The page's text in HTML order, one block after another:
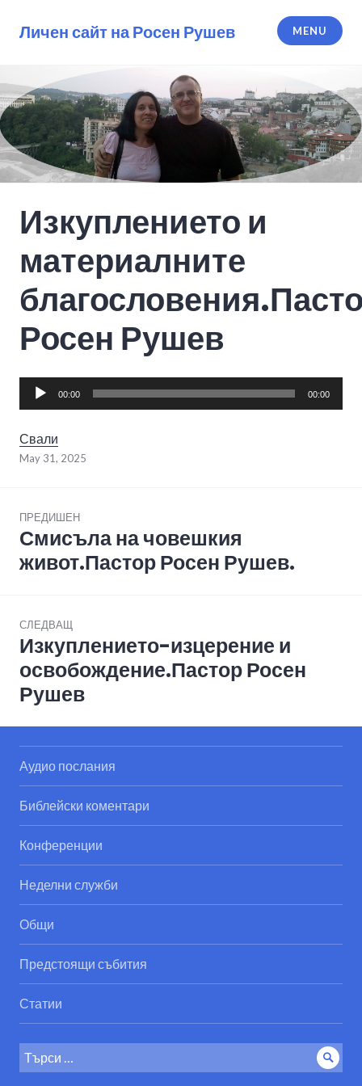
Личен сайт на Росен Рушев MENU
Изкуплението и
материалните
Росен Рушев
Audio
00:00 00:00
Свали
May 31, 2025
navigation
ПРЕДИШЕН
Previous
post:
Смисъла на човешкия
живот.Пастор Росен Рушев.
СЛЕДВАЩ
Next
post:
Изкуплението-изцерение и
освобождение.Пастор Росен
Рушев
Аудио послания
Библейски коментари
Конференции
Неделни служби
Общи
Предстоящи събития
Статии
Search
for: